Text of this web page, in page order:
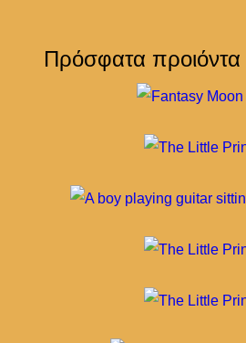
Πρόσφατα προιόντα